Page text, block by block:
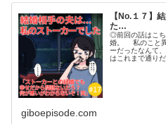
【No.１７】
た…
◎前回の話はこ
婚。 私のこと
ーだったなんて
はこれまで通り
giboepisode.com